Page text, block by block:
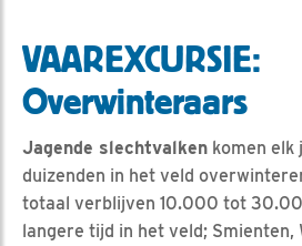
VAAREXCURSIE:
Overwinteraars
Jagende slechtvalken komen elk
duizenden in het veld
totaal verblijven 10.000 tot
langere tijd in het veld; Smienten,